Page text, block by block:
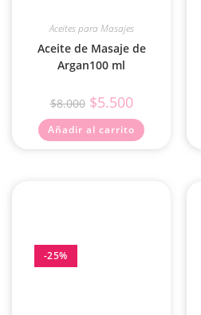
Aceites para Masajes
Aceite de Masaje de
Argan100 ml
$8.000 $5.500
Añadir al carrito
-25%